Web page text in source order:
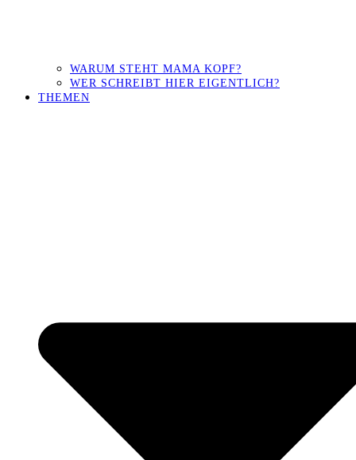
WARUM STEHT MAMA KOPF?
WER SCHREIBT HIER EIGENTLICH?
THEMEN